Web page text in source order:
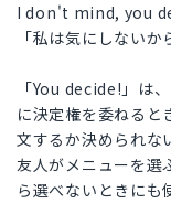
I don't mind, you
「私は気にしないか
「You decide!」は
に決定権を委ねると
文するか決められな
友人がメニューを選
ら選べないときにも